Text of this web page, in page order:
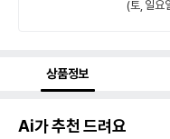
(토, 일요
상품정보
Ai가 추천 드려요